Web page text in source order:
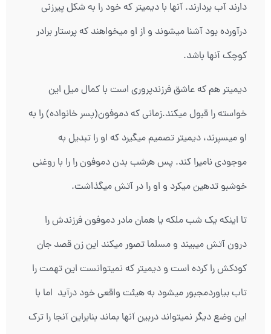
دارند آب بردارند. آنها با دیمیتر که خود را به شکل پیرزنی
درآورده بود آشنا میشوند و از او میخواهند که پرستار برادر
کوچک آنها باشد.
دیمیتر هم که عاشق فرزندپروری است با کمال میل این
خواسته را قبول میکند.زمانی که دموفون(پسر خانواده) را به
او میسپرند، دیمیتر تصمیم میگیرد که او را تبدیل به
موجودی نامیرا کند. پس هرشب بدن دموفون را را با روغنی
خوشبو تدهین میکرد و او را در آتش میگذاشت.
تا اینکه یک شب ملکه یا همان مادر دموفون فرزندش را
درون آتش میبیند و مسلما تصور میکند این زن قصد جان
کودکش را کرده است و دیمیتر که نمیتوانست این تهمت را
تاب بیاوردمجبور میشود به هیئت واقعی خود درآید اما با
این وضع دیگر نمیتواند دربین آنها بماند بنابراین آنجا را ترک